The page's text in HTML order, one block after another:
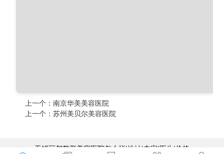
上一个：南京华美美容医院
上一个：苏州美贝尔美容医院
无锡丽都整形美容医院怎么样|地址|专家|医生|价格